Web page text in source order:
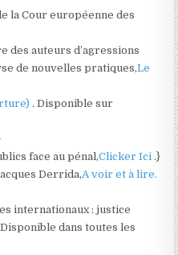
la Cour européenne des
des auteurs d’agressions
de nouvelles pratiques,Le
. Disponible sur
face au pénal,Clicker Ici .}
Derrida,A voir et à lire.
internationaux : justice
Disponible dans toutes les